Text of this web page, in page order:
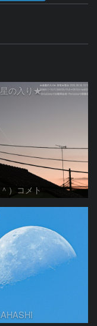
の入り★
＾）コメト